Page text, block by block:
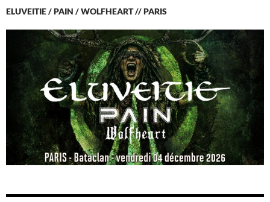
ELUVEITIE / PAIN / WOLFHEART // PARIS